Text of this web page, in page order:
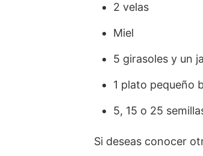
2 velas
Miel
5 girasoles y un
1 plato pequeño
5, 15 o 25
Si deseas conocer